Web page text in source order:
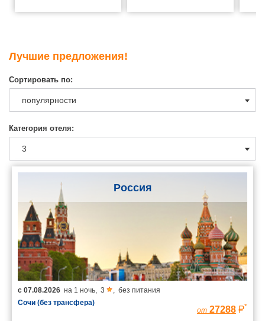
Лучшие предложения!
Сортировать по:
Категория отеля:
Россия
с 07.08.2026 на 1 ночь, 3 , без питания
Сочи (без трансфера)
от 27288 *